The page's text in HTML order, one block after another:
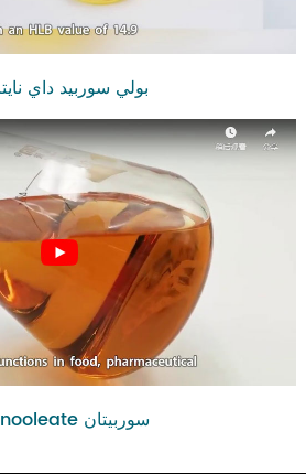
بولي سوربيد داي
monooleate سوربيتان